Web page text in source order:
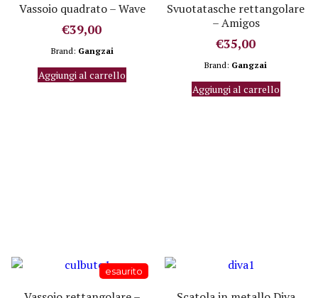
Vassoio quadrato – Wave
€39,00
Brand: Gangzai
Aggiungi al carrello
Svuotatasche rettangolare
– Amigos
€35,00
Brand: Gangzai
Aggiungi al carrello